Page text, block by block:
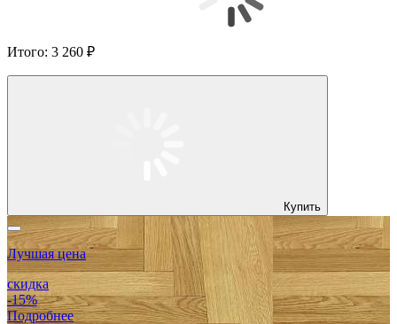
Итого: 3 260 ₽
Купить
Лучшая цена
скидка
-15%
Подробнее